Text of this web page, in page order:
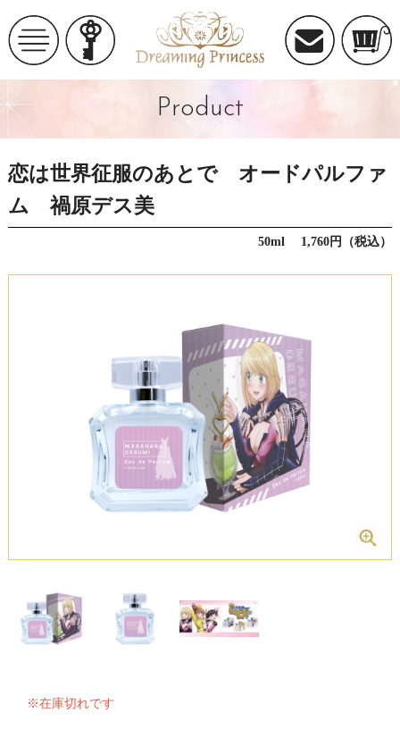
Product
恋は世界征服のあとで オードパルファ
ム 禍原デス美
50ml 1,760円（税込）
※在庫切れです